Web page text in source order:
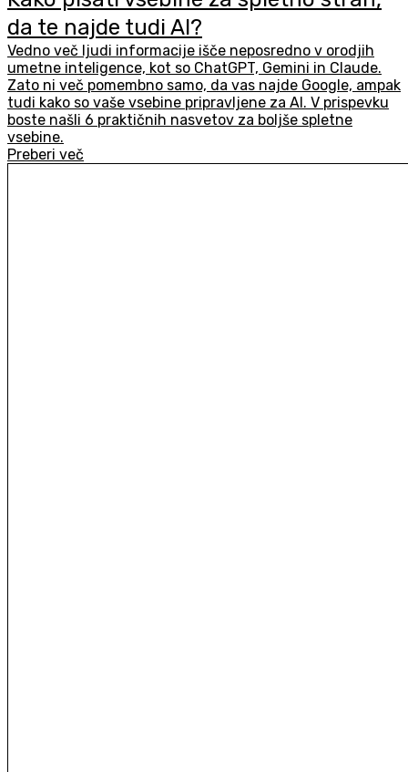
da te najde tudi AI?
Vedno več ljudi informacije išče neposredno v orodjih
umetne inteligence, kot so ChatGPT, Gemini in Claude.
Zato ni več pomembno samo, da vas najde Google, ampak
tudi kako so vaše vsebine pripravljene za AI. V prispevku
boste našli 6 praktičnih nasvetov za boljše spletne
vsebine.
Preberi več